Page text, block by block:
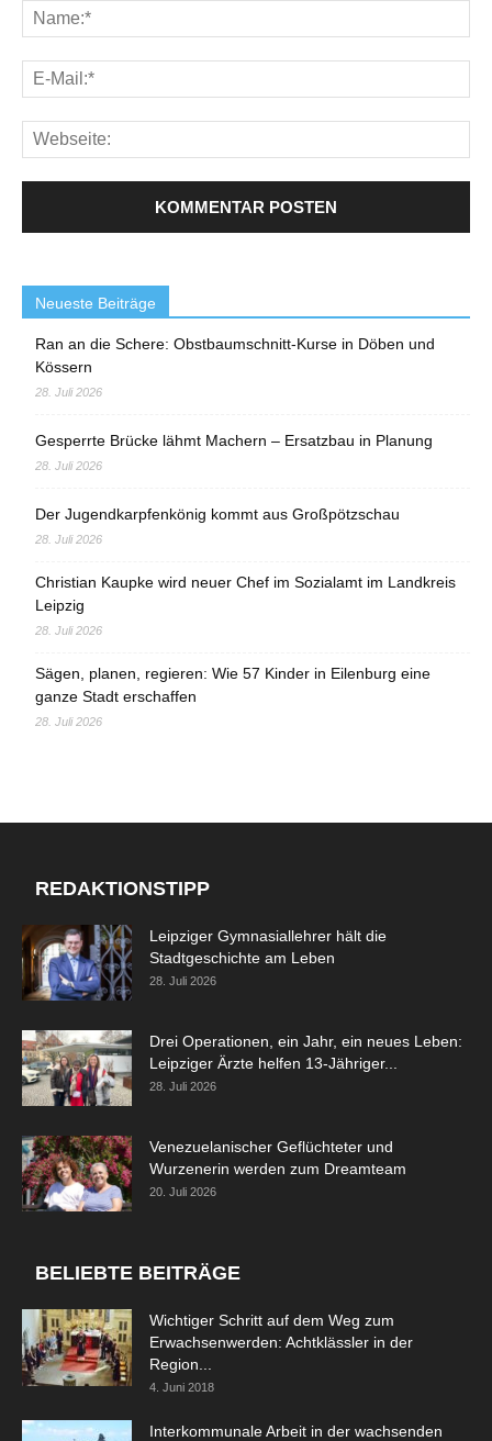
Neueste Beiträge
Ran an die Schere: Obstbaumschnitt-Kurse in Döben und
Kössern
28. Juli 2026
Gesperrte Brücke lähmt Machern – Ersatzbau in Planung
28. Juli 2026
Der Jugendkarpfenkönig kommt aus Großpötzschau
28. Juli 2026
Christian Kaupke wird neuer Chef im Sozialamt im Landkreis
Leipzig
28. Juli 2026
Sägen, planen, regieren: Wie 57 Kinder in Eilenburg eine
ganze Stadt erschaffen
28. Juli 2026
REDAKTIONSTIPP
Leipziger Gymnasiallehrer hält die
Stadtgeschichte am Leben
28. Juli 2026
Drei Operationen, ein Jahr, ein neues Leben:
Leipziger Ärzte helfen 13-Jähriger...
28. Juli 2026
Venezuelanischer Geflüchteter und
Wurzenerin werden zum Dreamteam
20. Juli 2026
BELIEBTE BEITRÄGE
Wichtiger Schritt auf dem Weg zum
Erwachsenwerden: Achtklässler in der
Region...
4. Juni 2018
Interkommunale Arbeit in der wachsenden